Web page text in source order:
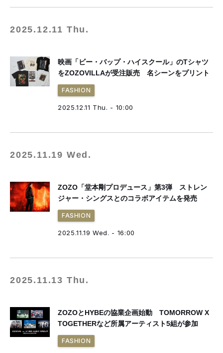
2025.12.11 Thu.
映画「ビー・バップ・ハイスクール」のTシャツ
をZOZOVILLAが受注販売 名シーンをプリント
FASHION
2025.12.11 Thu. - 10:00
2025.11.19 Wed.
ZOZO「堂本剛プロデュース」第3弾 ストレン
ジャー・シングスとのコラボアイテムを発売
FASHION
2025.11.19 Wed. - 16:00
2025.11.13 Thu.
ZOZOとHYBEの協業企画始動 TOMORROW X
TOGETHERなど所属アーティスト5組が参加
FASHION